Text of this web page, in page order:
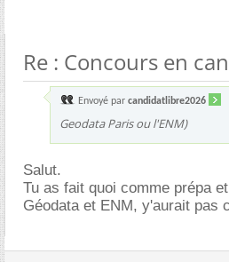
Re : Concours en
Envoyé par candidatlibre2026
Geodata Paris ou l'ENM)
Salut.
Tu as fait quoi comme prépa
Géodata et ENM, y'aurait pas